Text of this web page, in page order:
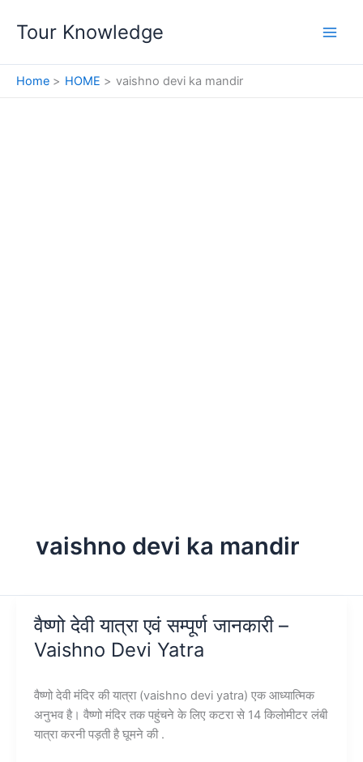
Tour Knowledge
Home HOME vaishno devi ka mandir
vaishno devi ka mandir
वैष्णो देवी यात्रा एवं सम्पूर्ण जानकारी –
Vaishno Devi Yatra
वैष्णो देवी मंदिर की यात्रा (vaishno devi yatra) एक आध्यात्मिक
अनुभव है। वैष्णो मंदिर तक पहुंचने के लिए कटरा से 14 किलोमीटर लंबी
यात्रा करनी पड़ती है घूमने की .